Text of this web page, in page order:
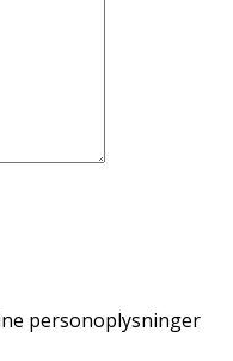
personoplysninger